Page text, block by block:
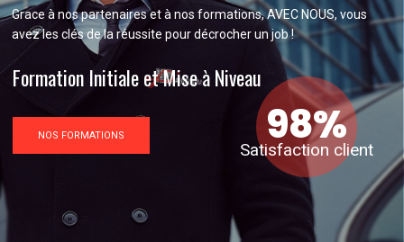
Satisfaction client
98%
Formation Initiale et Mise à Niveau
Grace à nos partenaires et à nos formations, AVEC NOUS, vous
avez les clés de la réussite pour décrocher un job !
NOS FORMATIONS